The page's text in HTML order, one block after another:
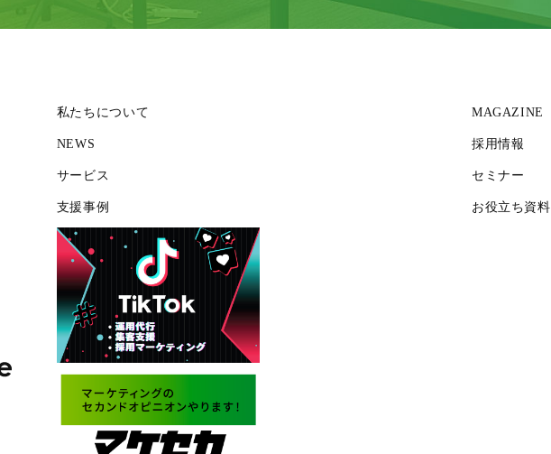
私たちについて
NEWS
サービス
支援事例
MAGAZINE
採用情報
セミナー
お役立ち資料